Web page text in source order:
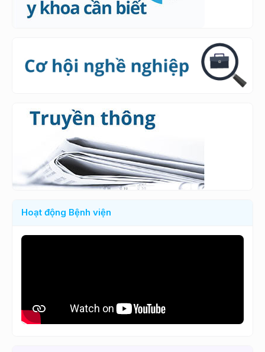
Hoạt động Bệnh viện